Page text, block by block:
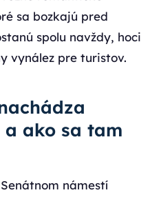
sa bozkajú pred
spolu navždy, hoci
vynález pre turistov.
a ako sa tam
námestí